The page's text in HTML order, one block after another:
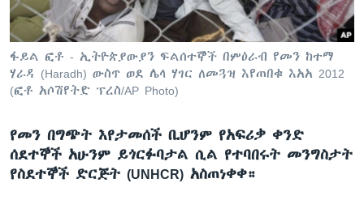
ቋንቋዎች
ፋይል ፎቶ - ኢትዮጵያውያን ፍልሰተኞች በምዕራብ የመን ከተማ
ሃራዳ (Haradh) ውስጥ ወደ ሌላ ሃገር ለመጓዝ እየጠበቁ እአአ 2012
(ፎቶ አሶሽየትድ ፕረስ/AP Photo)
የመን በግጭት እየታመሰች ቢሆንም የአፍሪቃ ቀንድ
ሰደተኞች አሁንም ይጎርፉባታል ሲል የተባበሩት መንግስታት
የስደተኞች ድርጅት (UNHCR) አስጠነቀቀ።